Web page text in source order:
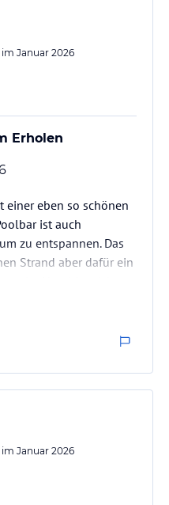
im Januar 2026
Erholen
einer eben so schönen
ist auch
zu entspannen. Das
Strand aber dafür ein
hat. Obst ist
morgens
bis zum Abend. Die
Bus aber da alles nicht
im Januar 2026